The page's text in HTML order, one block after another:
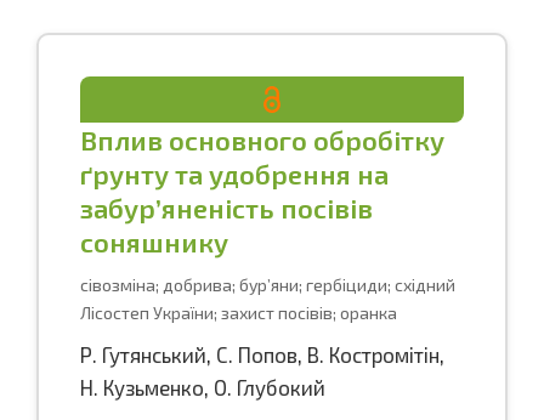
Вплив основного обробітку
ґрунту та удобрення на
забур’яненість посівів
соняшнику
сівозміна; добрива; бур’яни; гербіциди; східний
Лісостеп України; захист посівів; оранка
Р. Гутянський, С. Попов, В. Костромітін,
Н. Кузьменко, О. Глубокий